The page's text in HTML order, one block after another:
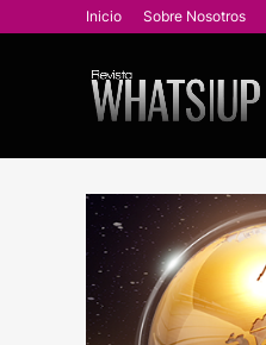
Inicio Sobre Nosotros